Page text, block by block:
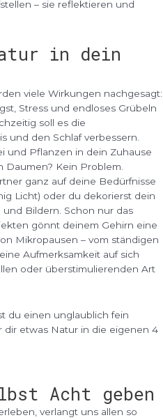
– sie reflektieren und
in dein
viele Wirkungen nachgesagt:
Stress und endloses Grübeln
soll es die
und den Schlaf verbessern.
und Pflanzen in dein Zuhause
Daumen? Kein Problem.
ganz auf deine Bedürfnisse
Licht) oder du dekorierst dein
Bildern. Schon nur das
gönnt deinem Gehirn eine
Mikropausen – vom ständigen
Aufmerksamkeit auf sich
oder überstimulierenden Art
du einen unglaublich fein
dir etwas Natur in die eigenen 4
Acht geben
verlangt uns allen so